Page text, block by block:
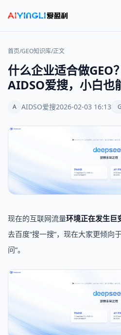
首页/GEO知识库/正文
什么企业适合做GEO
AIDSO爱搜，小白也
A AIDSO爱搜2026-02-03 16:13
现在的互联网流量环境正在发生巨
去百度“搜一搜”，现在大家更倾向
问”。